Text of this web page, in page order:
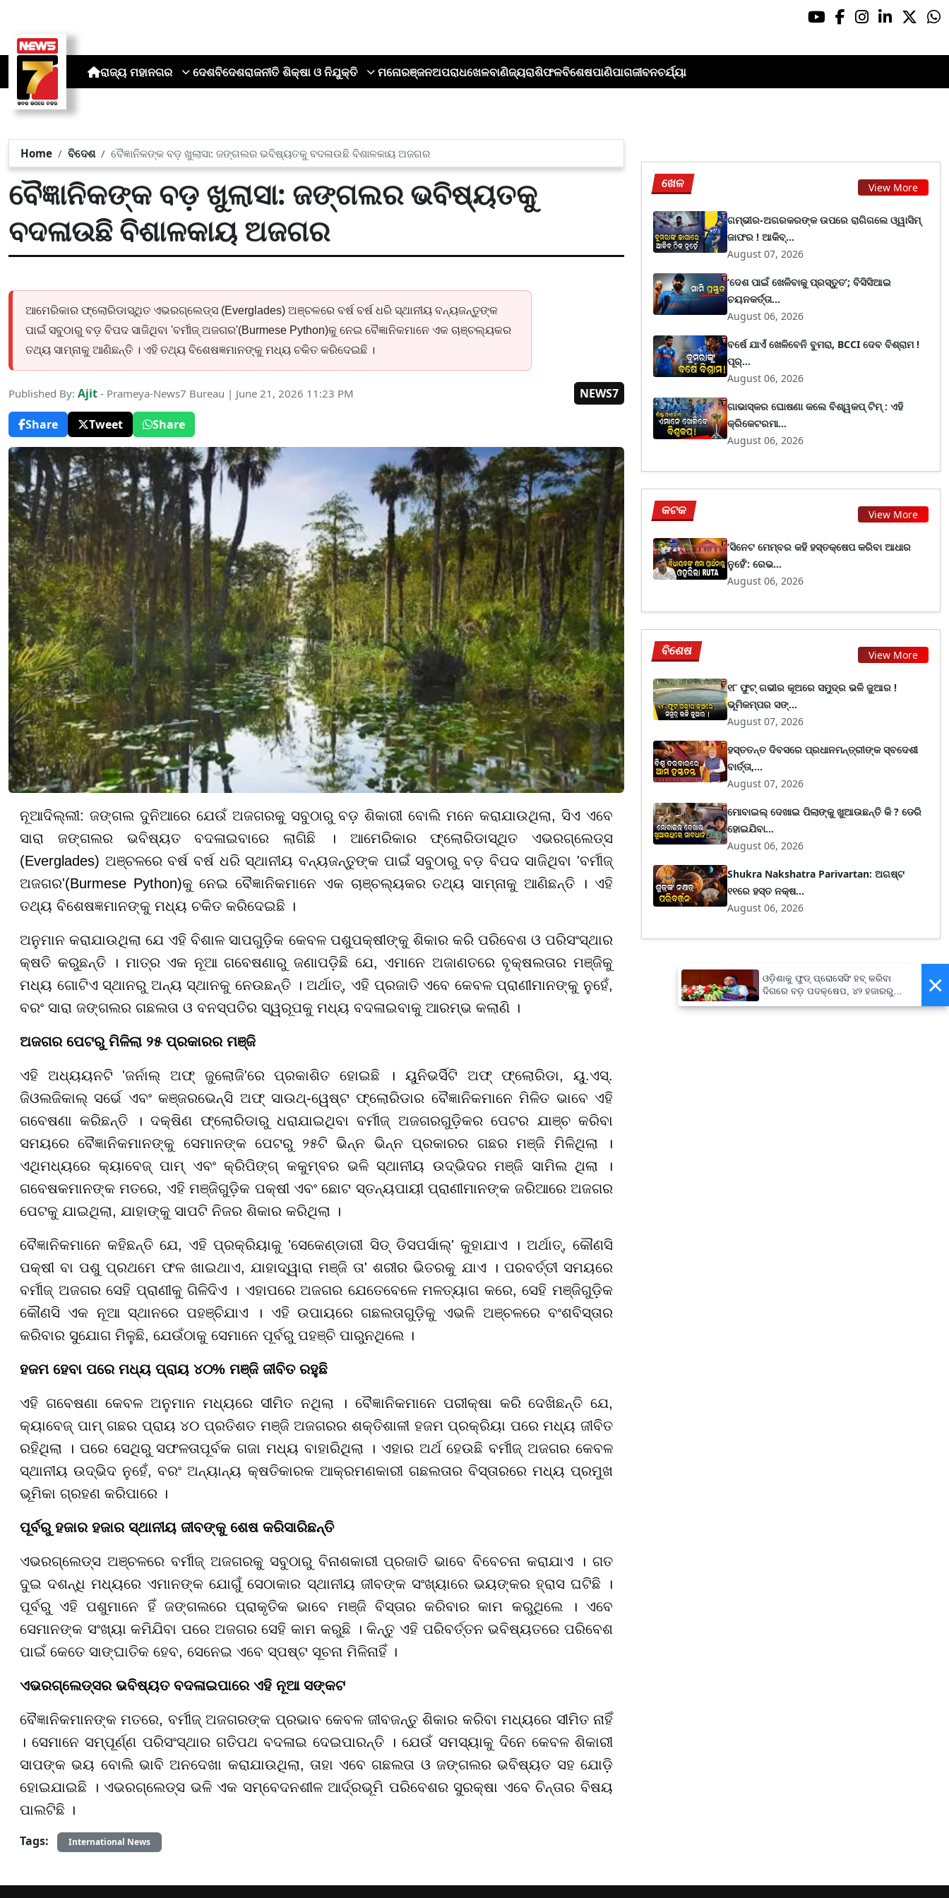
ରାଜ୍ୟ ମହାନଗର ଦେଶବିଦେଶରାଜନୀତି ଶିକ୍ଷା ଓ ନିଯୁକ୍ତି ମନୋରଞ୍ଜନଅପରାଧଖେଳବାଣିଜ୍ୟରାଶିଫଳବିଶେଷପାଣିପାଗଜୀବନଚର୍ଯ୍ୟା
Home ବିଦେଶ ବୈଜ୍ଞାନିକଙ୍କ ବଡ଼ ଖୁଲାସା: ଜଙ୍ଗଲର ଭବିଷ୍ୟତକୁ ବଦଳାଉଛି ବିଶାଳକାୟ ଅଜଗର
ବୈଜ୍ଞାନିକଙ୍କ ବଡ଼ ଖୁଲାସା: ଜଙ୍ଗଲର ଭବିଷ୍ୟତକୁ
ବଦଳାଉଛି ବିଶାଳକାୟ ଅଜଗର
ଆମେରିକାର ଫ୍ଲୋରିଡାସ୍ଥିତ ଏଭରଗ୍ଲେଡ୍ସ (Everglades) ଅଞ୍ଚଳରେ ବର୍ଷ ବର୍ଷ ଧରି ସ୍ଥାନୀୟ ବନ୍ୟଜନ୍ତୁଙ୍କ
ପାଇଁ ସବୁଠାରୁ ବଡ଼ ବିପଦ ସାଜିଥିବା 'ବର୍ମୀଜ୍ ଅଜଗର'(Burmese Python)କୁ ନେଇ ବୈଜ୍ଞାନିକମାନେ ଏକ ଚାଞ୍ଚଲ୍ୟକର
ତଥ୍ୟ ସାମ୍ନାକୁ ଆଣିଛନ୍ତି । ଏହି ତଥ୍ୟ ବିଶେଷଜ୍ଞମାନଙ୍କୁ ମଧ୍ୟ ଚକିତ କରିଦେଇଛି ।
Published By: Ajit - Prameya-News7 Bureau | June 21, 2026 11:23 PM
NEWS7
Share
Tweet Share
ନୂଆଦିଲ୍ଲୀ: ଜଙ୍ଗଲ ଦୁନିଆରେ ଯେଉଁ ଅଜଗରକୁ ସବୁଠାରୁ ବଡ଼ ଶିକାରୀ ବୋଲି ମନେ କରାଯାଉଥିଲା, ସିଏ ଏବେ
ସାରା ଜଙ୍ଗଲର ଭବିଷ୍ୟତ ବଦଳାଇବାରେ ଲାଗିଛି । ଆମେରିକାର ଫ୍ଲୋରିଡାସ୍ଥିତ ଏଭରଗ୍ଲେଡ୍ସ
(Everglades) ଅଞ୍ଚଳରେ ବର୍ଷ ବର୍ଷ ଧରି ସ୍ଥାନୀୟ ବନ୍ୟଜନ୍ତୁଙ୍କ ପାଇଁ ସବୁଠାରୁ ବଡ଼ ବିପଦ ସାଜିଥିବା 'ବର୍ମୀଜ୍
ଅଜଗର'(Burmese Python)କୁ ନେଇ ବୈଜ୍ଞାନିକମାନେ ଏକ ଚାଞ୍ଚଲ୍ୟକର ତଥ୍ୟ ସାମ୍ନାକୁ ଆଣିଛନ୍ତି । ଏହି
ତଥ୍ୟ ବିଶେଷଜ୍ଞମାନଙ୍କୁ ମଧ୍ୟ ଚକିତ କରିଦେଇଛି ।
ଅନୁମାନ କରାଯାଉଥିଲା ଯେ ଏହି ବିଶାଳ ସାପଗୁଡ଼ିକ କେବଳ ପଶୁପକ୍ଷୀଙ୍କୁ ଶିକାର କରି ପରିବେଶ ଓ ପରିସଂସ୍ଥାର
କ୍ଷତି କରୁଛନ୍ତି । ମାତ୍ର ଏକ ନୂଆ ଗବେଷଣାରୁ ଜଣାପଡ଼ିଛି ଯେ, ଏମାନେ ଅଜାଣତରେ ବୃକ୍ଷଲତାର ମଞ୍ଜିକୁ
ମଧ୍ୟ ଗୋଟିଏ ସ୍ଥାନରୁ ଅନ୍ୟ ସ୍ଥାନକୁ ନେଉଛନ୍ତି । ଅର୍ଥାତ୍, ଏହି ପ୍ରଜାତି ଏବେ କେବଳ ପ୍ରାଣୀମାନଙ୍କୁ ନୁହେଁ,
ବରଂ ସାରା ଜଙ୍ଗଲର ଗଛଲତା ଓ ବନସ୍ପତିର ସ୍ୱରୂପକୁ ମଧ୍ୟ ବଦଳାଇବାକୁ ଆରମ୍ଭ କଲାଣି ।
ଅଜଗର ପେଟରୁ ମିଳିଲା ୨୫ ପ୍ରକାରର ମଞ୍ଜି
ଏହି ଅଧ୍ୟୟନଟି 'ଜର୍ନାଲ୍ ଅଫ୍ ଜୁଲୋଜି'ରେ ପ୍ରକାଶିତ ହୋଇଛି । ୟୁନିଭର୍ସିଟି ଅଫ୍ ଫ୍ଲୋରିଡା, ୟୁ.ଏସ୍.
ଜିଓଲଜିକାଲ୍ ସର୍ଭେ ଏବଂ କଞ୍ଜରଭେନ୍ସି ଅଫ୍ ସାଉଥ୍-ୱେଷ୍ଟ ଫ୍ଲୋରିଡାର ବୈଜ୍ଞାନିକମାନେ ମିଳିତ ଭାବେ ଏହି
ଗବେଷଣା କରିଛନ୍ତି । ଦକ୍ଷିଣ ଫ୍ଲୋରିଡାରୁ ଧରାଯାଇଥିବା ବର୍ମୀଜ୍ ଅଜଗରଗୁଡ଼ିକର ପେଟର ଯାଞ୍ଚ କରିବା
ସମୟରେ ବୈଜ୍ଞାନିକମାନଙ୍କୁ ସେମାନଙ୍କ ପେଟରୁ ୨୫ଟି ଭିନ୍ନ ଭିନ୍ନ ପ୍ରକାରର ଗଛର ମଞ୍ଜି ମିଳିଥିଲା ।
ଏଥିମଧ୍ୟରେ କ୍ୟାବେଜ୍ ପାମ୍ ଏବଂ କ୍ରିପିଙ୍ଗ୍ କକୁମ୍ବର ଭଳି ସ୍ଥାନୀୟ ଉଦ୍ଭିଦର ମଞ୍ଜି ସାମିଲ ଥିଲା ।
ଗବେଷକମାନଙ୍କ ମତରେ, ଏହି ମଞ୍ଜିଗୁଡ଼ିକ ପକ୍ଷୀ ଏବଂ ଛୋଟ ସ୍ତନ୍ୟପାୟୀ ପ୍ରାଣୀମାନଙ୍କ ଜରିଆରେ ଅଜଗର
ପେଟକୁ ଯାଇଥିଲା, ଯାହାଙ୍କୁ ସାପଟି ନିଜର ଶିକାର କରିଥିଲା ।
ବୈଜ୍ଞାନିକମାନେ କହିଛନ୍ତି ଯେ, ଏହି ପ୍ରକ୍ରିୟାକୁ 'ସେକେଣ୍ଡାରୀ ସିଡ୍ ଡିସପର୍ସାଲ୍' କୁହାଯାଏ । ଅର୍ଥାତ୍, କୌଣସି
ପକ୍ଷୀ ବା ପଶୁ ପ୍ରଥମେ ଫଳ ଖାଇଥାଏ, ଯାହାଦ୍ୱାରା ମଞ୍ଜି ତା' ଶରୀର ଭିତରକୁ ଯାଏ । ପରବର୍ତ୍ତୀ ସମୟରେ
ବର୍ମୀଜ୍ ଅଜଗର ସେହି ପ୍ରାଣୀକୁ ଗିଳିଦିଏ । ଏହାପରେ ଅଜଗର ଯେତେବେଳେ ମଳତ୍ୟାଗ କରେ, ସେହି ମଞ୍ଜିଗୁଡ଼ିକ
କୌଣସି ଏକ ନୂଆ ସ୍ଥାନରେ ପହଞ୍ଚିଯାଏ । ଏହି ଉପାୟରେ ଗଛଲତାଗୁଡ଼ିକୁ ଏଭଳି ଅଞ୍ଚଳରେ ବଂଶବିସ୍ତାର
କରିବାର ସୁଯୋଗ ମିଳୁଛି, ଯେଉଁଠାକୁ ସେମାନେ ପୂର୍ବରୁ ପହଞ୍ଚି ପାରୁନଥିଲେ ।
ହଜମ ହେବା ପରେ ମଧ୍ୟ ପ୍ରାୟ ୪୦% ମଞ୍ଜି ଜୀବିତ ରହୁଛି
ଏହି ଗବେଷଣା କେବଳ ଅନୁମାନ ମଧ୍ୟରେ ସୀମିତ ନଥିଲା । ବୈଜ୍ଞାନିକମାନେ ପରୀକ୍ଷା କରି ଦେଖିଛନ୍ତି ଯେ,
କ୍ୟାବେଜ୍ ପାମ୍ ଗଛର ପ୍ରାୟ ୪୦ ପ୍ରତିଶତ ମଞ୍ଜି ଅଜଗରର ଶକ୍ତିଶାଳୀ ହଜମ ପ୍ରକ୍ରିୟା ପରେ ମଧ୍ୟ ଜୀବିତ
ରହିଥିଲା । ପରେ ସେଥିରୁ ସଫଳତାପୂର୍ବକ ଗଜା ମଧ୍ୟ ବାହାରିଥିଲା । ଏହାର ଅର୍ଥ ହେଉଛି ବର୍ମୀଜ୍ ଅଜଗର କେବଳ
ସ୍ଥାନୀୟ ଉଦ୍ଭିଦ ନୁହେଁ, ବରଂ ଅନ୍ୟାନ୍ୟ କ୍ଷତିକାରକ ଆକ୍ରମଣକାରୀ ଗଛଲତାର ବିସ୍ତାରରେ ମଧ୍ୟ ପ୍ରମୁଖ
ଭୂମିକା ଗ୍ରହଣ କରିପାରେ ।
ପୂର୍ବରୁ ହଜାର ହଜାର ସ୍ଥାନୀୟ ଜୀବଙ୍କୁ ଶେଷ କରିସାରିଛନ୍ତି
ଏଭରଗ୍ଲେଡ୍ସ ଅଞ୍ଚଳରେ ବର୍ମୀଜ୍ ଅଜଗରକୁ ସବୁଠାରୁ ବିନାଶକାରୀ ପ୍ରଜାତି ଭାବେ ବିବେଚନା କରାଯାଏ । ଗତ
ଦୁଇ ଦଶନ୍ଧି ମଧ୍ୟରେ ଏମାନଙ୍କ ଯୋଗୁଁ ସେଠାକାର ସ୍ଥାନୀୟ ଜୀବଙ୍କ ସଂଖ୍ୟାରେ ଭୟଙ୍କର ହ୍ରାସ ଘଟିଛି ।
ପୂର୍ବରୁ ଏହି ପଶୁମାନେ ହିଁ ଜଙ୍ଗଲରେ ପ୍ରାକୃତିକ ଭାବେ ମଞ୍ଜି ବିସ୍ତାର କରିବାର କାମ କରୁଥିଲେ । ଏବେ
ସେମାନଙ୍କ ସଂଖ୍ୟା କମିଯିବା ପରେ ଅଜଗର ସେହି କାମ କରୁଛି । କିନ୍ତୁ ଏହି ପରିବର୍ତ୍ତନ ଭବିଷ୍ୟତରେ ପରିବେଶ
ପାଇଁ କେତେ ସାଙ୍ଘାତିକ ହେବ, ସେନେଇ ଏବେ ସ୍ପଷ୍ଟ ସୂଚନା ମିଳିନାହିଁ ।
ଏଭରଗ୍ଲେଡ୍ସର ଭବିଷ୍ୟତ ବଦଳାଇପାରେ ଏହି ନୂଆ ସଙ୍କଟ
ବୈଜ୍ଞାନିକମାନଙ୍କ ମତରେ, ବର୍ମୀଜ୍ ଅଜଗରଙ୍କ ପ୍ରଭାବ କେବଳ ଜୀବଜନ୍ତୁ ଶିକାର କରିବା ମଧ୍ୟରେ ସୀମିତ ନାହିଁ
। ସେମାନେ ସମ୍ପୂର୍ଣ୍ଣ ପରିସଂସ୍ଥାର ଗତିପଥ ବଦଳାଇ ଦେଇପାରନ୍ତି । ଯେଉଁ ସମସ୍ୟାକୁ ଦିନେ କେବଳ ଶିକାରୀ
ସାପଙ୍କ ଭୟ ବୋଲି ଭାବି ଅନଦେଖା କରାଯାଉଥିଲା, ତାହା ଏବେ ଗଛଲତା ଓ ଜଙ୍ଗଲର ଭବିଷ୍ୟତ ସହ ଯୋଡ଼ି
ହୋଇଯାଇଛି । ଏଭରଗ୍ଲେଡ୍ସ ଭଳି ଏକ ସମ୍ବେଦନଶୀଳ ଆର୍ଦ୍ରଭୂମି ପରିବେଶର ସୁରକ୍ଷା ଏବେ ଚିନ୍ତାର ବିଷୟ
ପାଲଟିଛି ।
Tags:
International News
ଖେଳ View More
ଗମ୍ଭୀର-ଅଗରକରଙ୍କ ଉପରେ ରାଗିଗଲେ ଓ୍ୱାସିମ୍
ଜାଫର ! ଆକିବ୍...
August 07, 2026
‘ଦେଶ ପାଇଁ ଖେଳିବାକୁ ପ୍ରସ୍ତୁତ’; ବିସିସିଆଇ
ଚୟନକର୍ତ୍ତା...
August 06, 2026
ବର୍ଷେ ଯାଏଁ ଖେଳିବେନି ବୁମରା, BCCI ଦେବ ବିଶ୍ରାମ !
ପୂର୍...
August 06, 2026
ଗାଭାସ୍କର ଘୋଷଣା କଲେ ବିଶ୍ୱକପ୍ ଟିମ୍ : ଏହି
କ୍ରିକେଟରମା...
August 06, 2026
କଟକ View More
‘ସିନେଟ ମେମ୍ବର କହି ହସ୍ତକ୍ଷେପ କରିବା ଆଧାର
ନୁହେଁ’: ରେଭ...
August 06, 2026
ବିଶେଷ View More
୧୮ ଫୁଟ୍ ଗଭୀର କୂଅରେ ସମୁଦ୍ର ଭଳି ଜୁଆର !
ଭୂମିକମ୍ପର ସଙ୍...
August 07, 2026
ହସ୍ତତନ୍ତ ଦିବସରେ ପ୍ରଧାନମନ୍ତ୍ରୀଙ୍କ ସ୍ବଦେଶୀ
ବାର୍ତ୍ତା,...
August 07, 2026
ମୋବାଇଲ୍ ଦେଖାଇ ପିଲାଙ୍କୁ ଖୁଆଉଛନ୍ତି କି ? ଡେରି
ହୋଇଯିବା...
August 06, 2026
Shukra Nakshatra Parivartan: ଅଗଷ୍ଟ
୧୧ରେ ହସ୍ତ ନକ୍ଷ...
August 06, 2026
×
ଓଡ଼ିଶାକୁ ଫୁଡ୍ ପ୍ରୋସେସିଂ ହବ୍ କରିବା
ଦିଗରେ ବଡ଼ ପଦକ୍ଷେପ, ୪୨ ହଜାରରୁ
ଅଧିକ ନିଯୁକ୍ତି ସୁଯୋଗ